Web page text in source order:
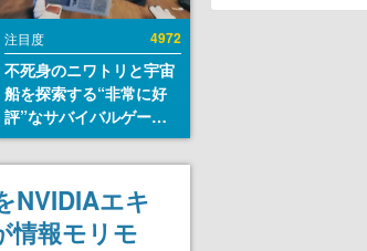
注目度 4972
不死身のニワトリと宇宙
船を探索する“非常に好
評”なサバイバルゲーム
『Breathedge』が無料
で配布中。入手できる期
間は8月10日まで
NVIDIAエキ
情報モリモ